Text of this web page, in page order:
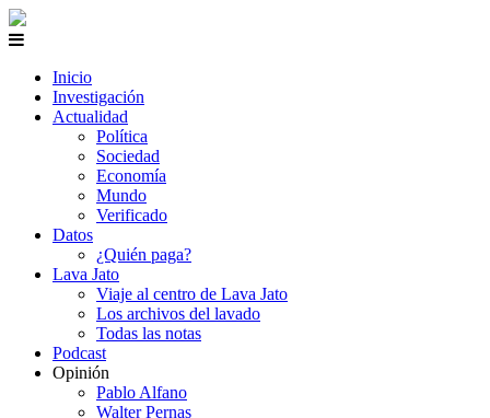
Inicio
Investigación
Actualidad
Política
Sociedad
Economía
Mundo
Verificado
Datos
¿Quién paga?
Lava Jato
Viaje al centro de Lava Jato
Los archivos del lavado
Todas las notas
Podcast
Opinión
Pablo Alfano
Walter Pernas